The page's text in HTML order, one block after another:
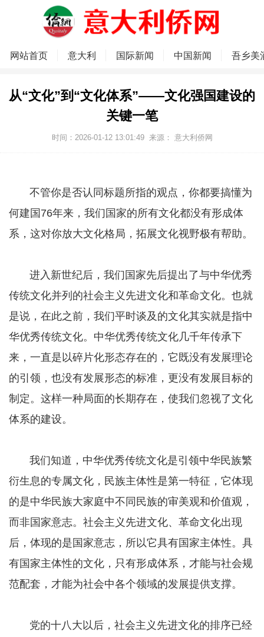
网站首页 意大利 国际新闻 中国新闻 吾乡美
从“文化”到“文化体系”——文化强国建设的
关键一笔
时间：2026-01-12 13:01:49 来源： 意大利侨网
不管你是否认同标题所指的观点，你都要搞懂为
何建国76年来，我们国家的所有文化都没有形成体
系，这对你放大文化格局，拓展文化视野极有帮助。
进入新世纪后，我们国家先后提出了与中华优秀
传统文化并列的社会主义先进文化和革命文化。也就
是说，在此之前，我们平时谈及的文化其实就是指中
华优秀传统文化。中华优秀传统文化几千年传承下
来，一直是以碎片化形态存在的，它既没有发展理论
的引领，也没有发展形态的标准，更没有发展目标的
制定。这样一种局面的长期存在，使我们忽视了文化
体系的建设。
我们知道，中华优秀传统文化是引领中华民族繁
衍生息的专属文化，民族主体性是第一特征，它体现
的是中华民族大家庭中不同民族的审美观和价值观，
而非国家意志。社会主义先进文化、革命文化出现
后，体现的是国家意志，所以它具有国家主体性。具
有国家主体性的文化，只有形成体系，才能与社会规
范配套，才能为社会中各个领域的发展提供支撑。
党的十八大以后，社会主义先进文化的排序已经